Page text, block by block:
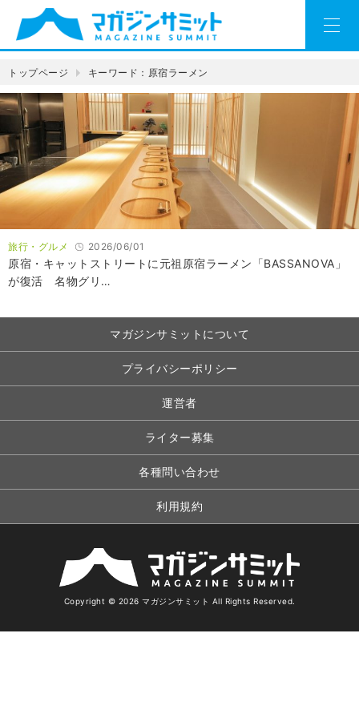
トップページ キーワード：原宿ラーメン
旅行・グルメ 2026/06/01
原宿・キャットストリートに元祖原宿ラーメン「BASSANOVA」
が復活 名物グリ…
マガジンサミットについて
プライバシーポリシー
運営者
ライター募集
各種問い合わせ
利用規約
Copyright © 2026 マガジンサミット All Rights Reserved.